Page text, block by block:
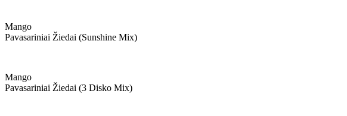
Mango
Pavasariniai Žiedai (sunshine Mix)
Mango
Pavasariniai Žiedai (3 Disko Mix)